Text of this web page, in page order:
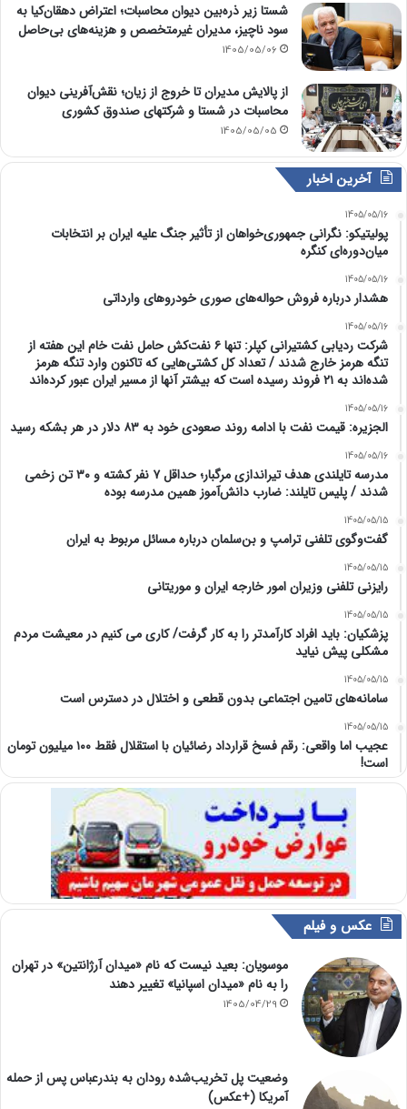
شستا زیر ذره‌بین دیوان محاسبات؛ اعتراض دهقان‌کیا به
سود ناچیز، مدیران غیرمتخصص و هزینه‌های بی‌حاصل
1405/05/06
از پالایش مدیران تا خروج از زیان؛ نقش‌آفرینی دیوان
محاسبات در شستا و شرکتهای صندوق کشوری
1405/05/05
آخرین اخبار
1405/05/16
پولیتیکو: نگرانی جمهوری‌خواهان از تأثیر جنگ علیه ایران بر انتخابات
میان‌دوره‌ای کنگره
1405/05/16
هشدار درباره فروش حواله‌های صوری خودروهای وارداتی
1405/05/16
شرکت ردیابی کشتیرانی کپلر: تنها ۶ نفت‌کش حامل نفت خام این هفته از
تنگه هرمز خارج شدند / تعداد کل کشتی‌هایی که تاکنون وارد تنگه هرمز
شده‌اند به ۲۱ فروند رسیده است که بیشتر آنها از مسیر ایران عبور کرده‌اند
1405/05/16
الجزیره: قیمت نفت با ادامه روند صعودی خود به ۸۳ دلار در هر بشکه رسید
1405/05/16
مدرسه تایلندی هدف تیراندازی مرگبار؛ حداقل ۷ نفر کشته و ۳۰ تن زخمی
شدند / پلیس تایلند: ضارب دانش‌آموز همین مدرسه بوده
1405/05/15
گفت‌وگوی تلفنی ترامپ و بن‌سلمان درباره مسائل مربوط به ایران
1405/05/15
رایزنی تلفنی وزیران امور خارجه ایران و موریتانی
1405/05/15
پزشکیان: باید افراد کارآمدتر را به کار گرفت/ کاری می کنیم در معیشت مردم
مشکلی پیش نیاید
1405/05/15
سامانه‌های تامین اجتماعی بدون قطعی و اختلال در دسترس است
1405/05/15
عجیب اما واقعی: رقم فسخ قرارداد رضائیان با استقلال فقط ۱۰۰ میلیون تومان
است!
عکس و فیلم
موسویان: بعید نیست که نام «میدان آرژانتین» در تهران
را به نام «میدان اسپانیا» تغییر دهند
1405/04/29
وضعیت پل تخریب‌شده رودان به بندرعباس پس از حمله
آمریکا (+عکس)